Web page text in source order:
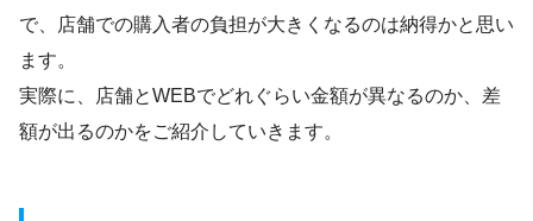
で、店舗での購入者の負担が大きくなるのは納得かと思い
ます。
実際に、店舗とWEBでどれぐらい金額が異なるのか、差
額が出るのかをご紹介していきます。